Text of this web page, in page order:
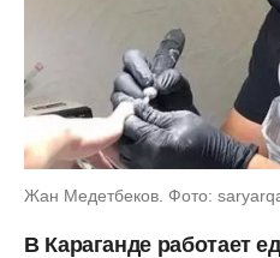
Жан Медетбеков. Фото:
В Караганде работает